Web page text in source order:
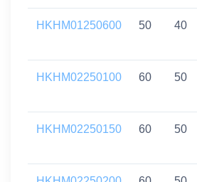
HKHM01250600 50 40
HKHM02250100 60 50
HKHM02250150 60 50